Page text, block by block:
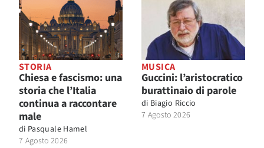
STORIA
Chiesa e fascismo: una
storia che l’Italia
continua a raccontare
male
di Pasquale Hamel
7 Agosto 2026
MUSICA
Guccini: l’aristocratico
burattinaio di parole
di Biagio Riccio
7 Agosto 2026